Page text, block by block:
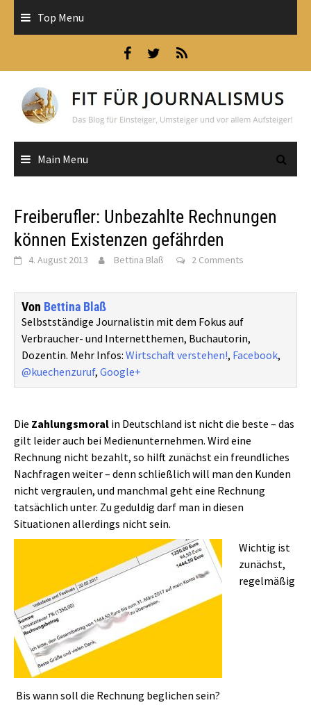
Top Menu
Main Menu
Freiberufler: Unbezahlte Rechnungen
können Existenzen gefährden
4. August 2013 Bettina Blaß 2 Comments
Von Bettina Blaß
Selbstständige Journalistin mit dem Fokus auf
Verbraucher- und Internetthemen, Buchautorin,
Dozentin. Mehr Infos: Wirtschaft verstehen!, Facebook,
@kuechenzuruf, Google+
Die Zahlungsmoral in Deutschland ist nicht die beste – das
gilt leider auch bei Medienunternehmen. Wird eine
Rechnung nicht bezahlt, so hilft zunächst ein freundliches
Nachfragen weiter – denn schließlich will man den Kunden
nicht vergraulen, und manchmal geht eine Rechnung
tatsächlich unter. Zu geduldig darf man in diesen
Situationen allerdings nicht sein.
Bis wann soll die Rechnung beglichen sein?
Wichtig ist
zunächst,
regelmäßig